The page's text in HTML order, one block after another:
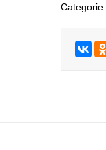
Categorie: